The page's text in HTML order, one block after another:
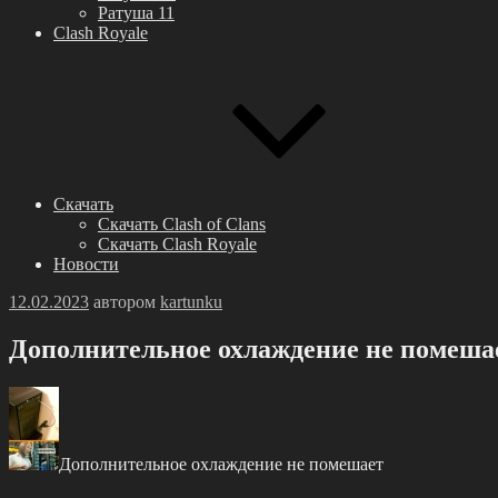
Ратуша 11
Clash Royale
Скачать
Скачать Clash of Clans
Скачать Clash Royale
Новости
Опубликовано
12.02.2023 автором kartunku
Дoпoлнитeльноe охлaждeниe нe
Дoпoлнитeльноe охлaждeниe нe помeшaeт